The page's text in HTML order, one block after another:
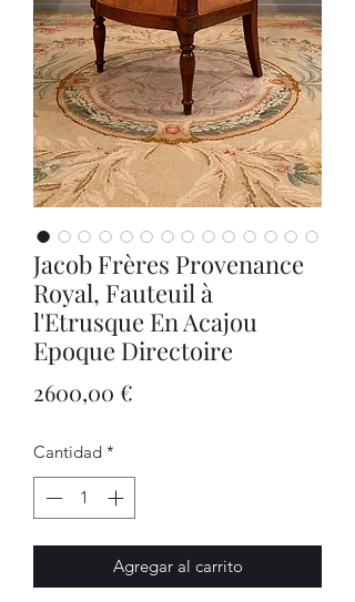
Jacob Frères Provenance
Royal, Fauteuil à
l'Etrusque En Acajou
Epoque Directoire
2600,00 €
Cantidad *
Agregar al carrito